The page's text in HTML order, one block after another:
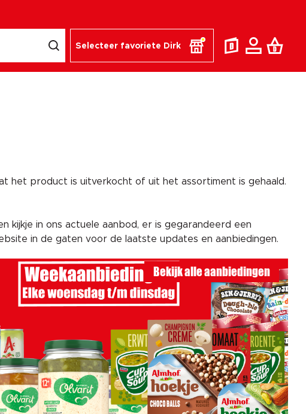
Selecteer favoriete Dirk
het product is uitverkocht of uit het assortiment is gehaald.
kijkje in ons actuele aanbod, er is gegarandeerd een
in de gaten voor de laatste updates en aanbiedingen.
Bekijk alle aanbiedingen